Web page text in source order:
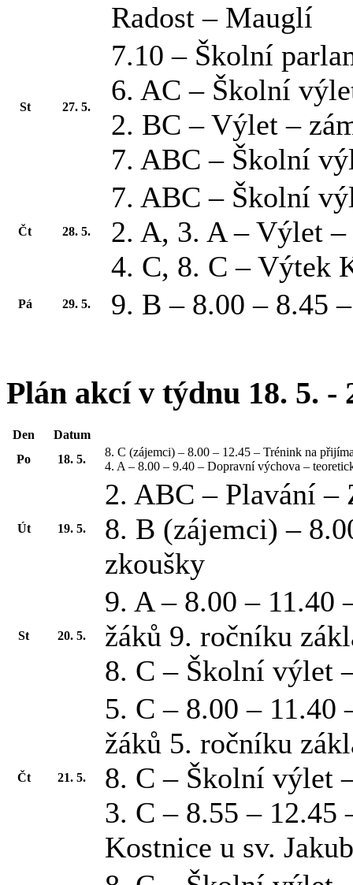
Radost – Mauglí
St 27. 5.
7.10 – Školní
6. AC – Školní
2. BC – Výlet –
7. ABC – Školní
Čt 28. 5.
7. ABC – Školní
2. A, 3. A – Výlet
4. C, 8. C – Výtek
Pá 29. 5. 9. B – 8.00 – 8.45
Plán akcí v týdnu 18. 5. -
Den
Datum
Po
18. 5.
8. C (zájemci) – 8.00 – 12.45 – Trénink na
4. A – 8.00 – 9.40 – Dopravní výchova –
Út 19. 5.
2. ABC – Plavání –
8. B (zájemci) –
zkoušky
St 20. 5.
9. A – 8.00 –
žáků 9. ročníku
8. C – Školní výlet
Čt 21. 5.
5. C – 8.00 –
žáků 5. ročníku
8. C – Školní výlet
3. C – 8.55 –
Kostnice u sv.